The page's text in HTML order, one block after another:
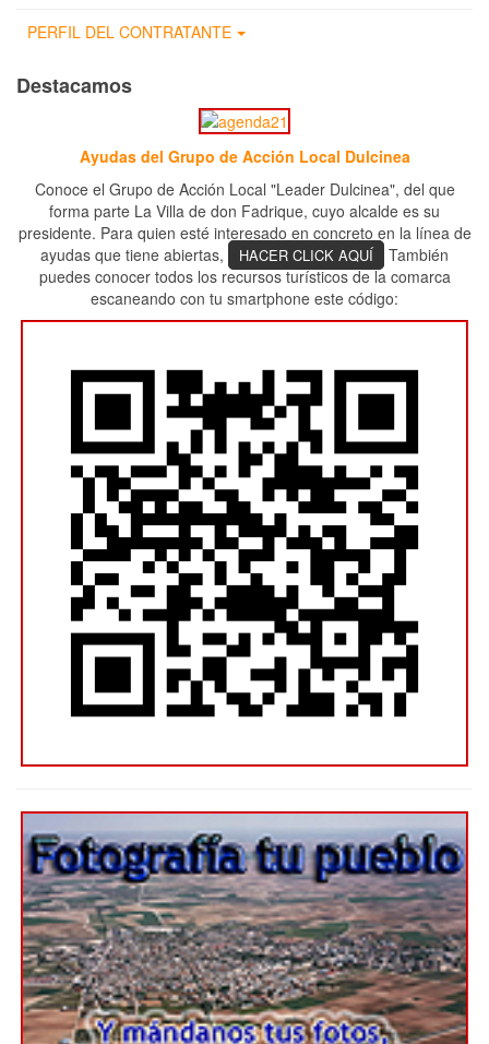
PERFIL DEL CONTRATANTE
Destacamos
Ayudas del Grupo de Acción Local Dulcinea
Conoce el Grupo de Acción Local "Leader Dulcinea", del que
forma parte La Villa de don Fadrique, cuyo alcalde es su
presidente. Para quien esté interesado en concreto en la línea de
ayudas que tiene abiertas,
HACER CLICK AQUÍ
También
puedes conocer todos los recursos turísticos de la comarca
escaneando con tu smartphone este código: